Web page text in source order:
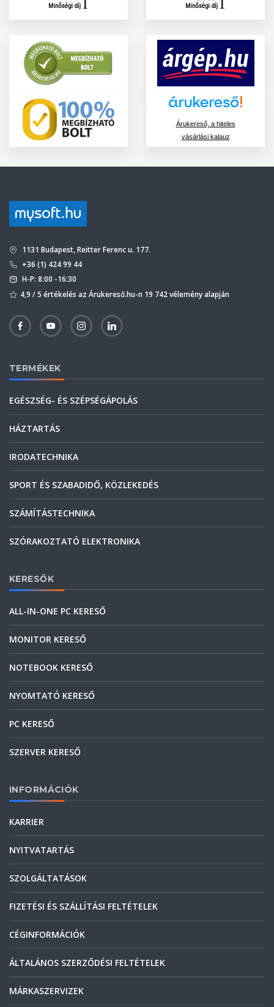
Árukereső, a hiteles
vásárlási kalauz
1131 Budapest, Reitter Ferenc u. 177.
+36 (1) 424 99 44
H-P: 8:00 -16:30
4,9 / 5 értékelés az Árukereső.hu-n 19 742 vélemény alapján
TERMÉKEK
EGÉSZSÉG- ÉS SZÉPSÉGÁPOLÁS
HÁZTARTÁS
IRODATECHNIKA
SPORT ÉS SZABADIDŐ, KÖZLEKEDÉS
SZÁMÍTÁSTECHNIKA
SZÓRAKOZTATÓ ELEKTRONIKA
KERESŐK
ALL-IN-ONE PC KERESŐ
MONITOR KERESŐ
NOTEBOOK KERESŐ
NYOMTATÓ KERESŐ
PC KERESŐ
SZERVER KERESŐ
INFORMÁCIÓK
KARRIER
NYITVATARTÁS
SZOLGÁLTATÁSOK
FIZETÉSI ÉS SZÁLLÍTÁSI FELTÉTELEK
CÉGINFORMÁCIÓK
ÁLTALÁNOS SZERZŐDÉSI FELTÉTELEK
MÁRKASZERVIZEK